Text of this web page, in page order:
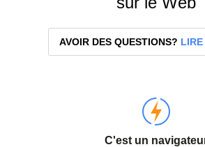
AVOIR DES QUESTIONS?
C'est un